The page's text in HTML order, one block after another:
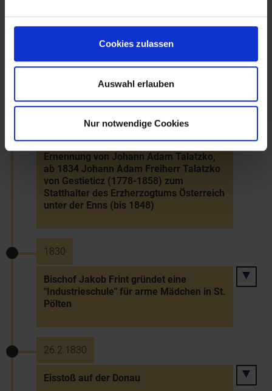
Cookies zulassen
Auswahl erlauben
Nur notwendige Cookies
Erste Probefahrt eines Dampfschiffs von
Wien nach Budapest (Pest)
Ernennung von Johann Adam Talatzko,
ab 1834 Johann Adam Freiherr Talatzko
von Gestieticz (1778-1858) zum
Statthalter des Erzherzogtums Österreich
unter der Enns (bis 1848)
1830
Bischof Jakob Frint gründet eine
"Industrieschule" für arme Mädchen in St.
Pölten
26.2.1830
Eisstoß auf der Donau